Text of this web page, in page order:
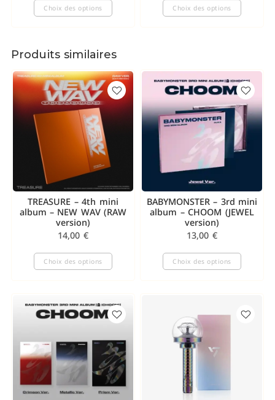
Choix des options Choix des options
Produits similaires
TREASURE – 4th mini
album – NEW WAV (RAW
version)
14,00 €
Choix des options
BABYMONSTER – 3rd mini
album – CHOOM (JEWEL
version)
13,00 €
Choix des options